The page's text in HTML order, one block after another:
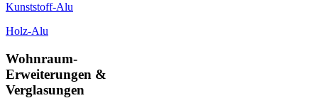
Kunststoff-Alu
Holz-Alu
Wohnraum-
Erweiterungen &
Verglasungen